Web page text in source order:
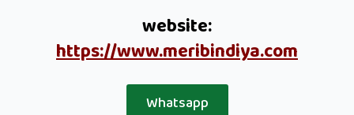
website:
https://www.meribindiya.com
Whatsapp